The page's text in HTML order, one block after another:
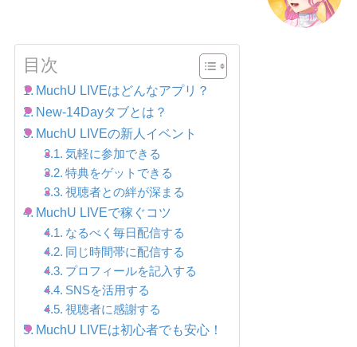
目次
MuchU LIVEはどんなアプリ？
New-14Dayタブとは？
MuchU LIVEの新人イベント
気軽に参加できる
特典をゲットできる
視聴者との絆が深まる
MuchU LIVEで稼ぐコツ
なるべく毎日配信する
同じ時間帯に配信する
プロフィールを記入する
SNSを活用する
視聴者に感謝する
MuchU LIVEは初心者でも安心！